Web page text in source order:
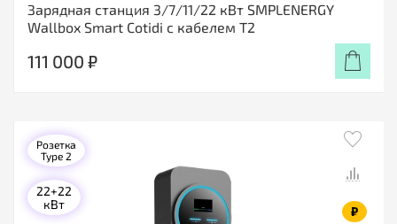
Зарядная станция 3/7/11/22 кВт SMPLENERGY
Wallbox Smart Cotidi с кабелем Т2
111 000 ₽
₽
Розетка
Type 2
22+22
кВт